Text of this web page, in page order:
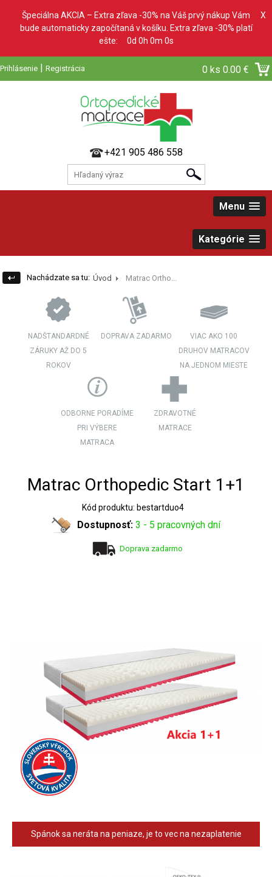
Špeciálna AKCIA – Extra zľava -30% na Váš prvý nákup Vám
bude automaticky započítaná v košíku. Extra zľava -30% platí
ešte: 0d 0h 0m 0s
X
Prihlásenie | Registrácia 0 ks 0.00 €
+421 905 486 558
Menu
Kategórie
Nachádzate sa tu: Úvod Matrac Ortho...
NADŠTANDARDNÉ
ZÁRUKY AŽ DO 5
ROKOV
DOPRAVA ZADARMO
VIAC AKO 100
DRUHOV MATRACOV
NA JEDNOM MIESTE
ODBORNE PORADÍME
PRI VÝBERE
MATRACA
ZDRAVOTNÉ
MATRACE
Matrac Orthopedic Start 1+1
Kód produktu: bestartduo4
Dostupnosť: 3 - 5 pracovných dní
Doprava zadarmo
Spánok sa neráta na peniaze, je to vec na nezaplatenie